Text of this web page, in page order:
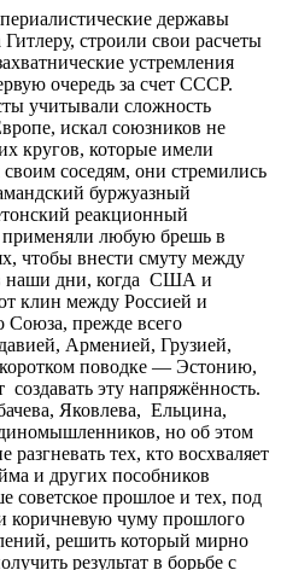
державы
строили свои расчеты
устремления
очередь за счет СССР.
учитывали сложность
искал союзников не
кругов, которые имели
соседям, они стремились
буржуазный
реакционный
любую брешь в
чтобы внести смуту между
наши дни, когда США и
клин между Россией и
Союза, прежде всего
Арменией, Грузией,
поводке — Эстонию,
эту напряжённость.
Яковлева, Ельцина,
но об этом
разгневать тех, кто восхваляет
и других пособников
советское прошлое и тех, под
коричневую чуму прошлого
решить который мирно
результат в борьбе с